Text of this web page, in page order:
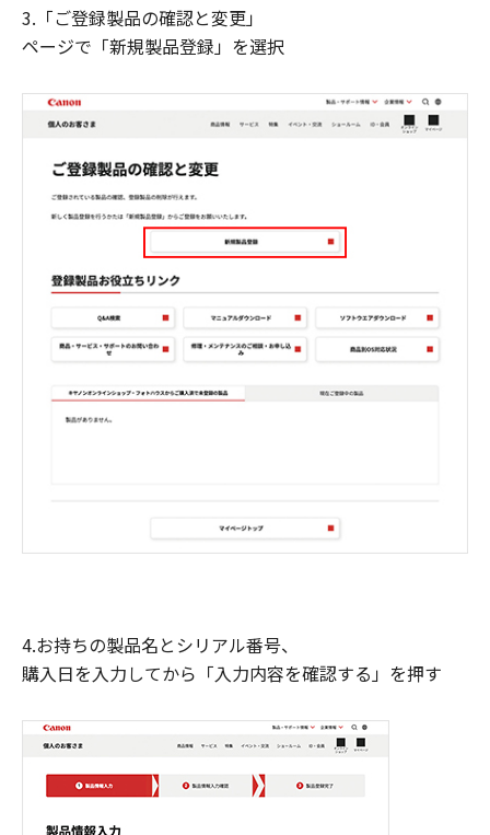
3.「ご登録製品の確認と変更」
ページで「新規製品登録」を選択
4.お持ちの製品名とシリアル番号、
購入日を入力してから「入力内容を確認する」を押す